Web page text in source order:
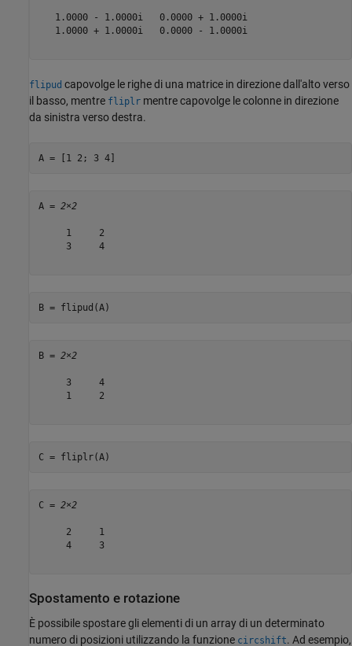
   1.0000 - 1.0000i   0.0000 + 1.0000i
   1.0000 + 1.0000i   0.0000 - 1.0000i
flipud capovolge le righe di una matrice in direzione dall'alto verso
il basso, mentre fliplr mentre capovolge le colonne in direzione
da sinistra verso destra.
A = [1 2; 3 4]
A = 2×2
     1     2
     3     4
B = flipud(A)
B = 2×2
     3     4
     1     2
C = fliplr(A)
C = 2×2
     2     1
     4     3
Spostamento e rotazione
È possibile spostare gli elementi di un array di un determinato
numero di posizioni utilizzando la funzione circshift. Ad esempio,